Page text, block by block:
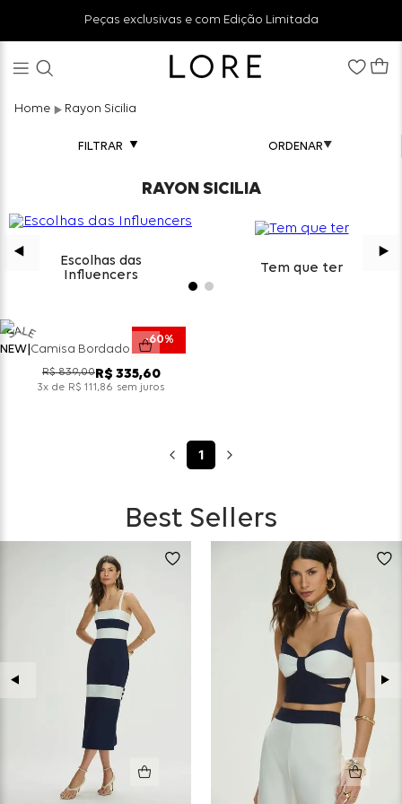
Peças exclusivas e com Edição Limitada
Rayon Sicilia
FILTRAR
RAYON SICILIA
Escolhas das
Influencers
Tem que ter
60%
NEW Camisa Bordado Rayon Sicilia - Acqua
R$ 839,00R$ 335,60
3x de R$ 111,86 sem juros
1
Best Sellers